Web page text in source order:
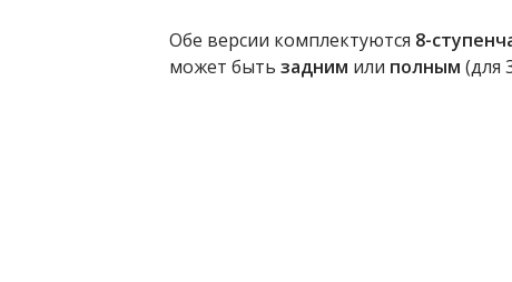
Обе версии комплектуются 8-
может быть задним или полным (для